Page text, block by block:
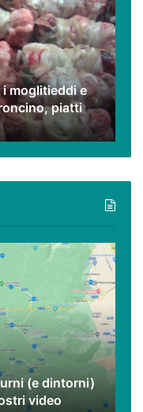
moglitieddi e
piatti
(e dintorni)
video